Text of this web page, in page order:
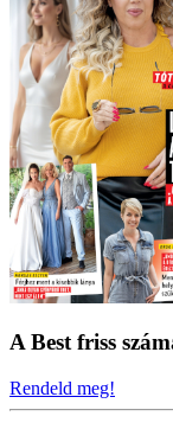
A Best friss
Rendeld meg!